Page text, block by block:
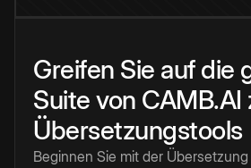
Greifen Sie auf die
Suite von CAMB.AI
Übersetzungstools
Beginnen Sie mit der